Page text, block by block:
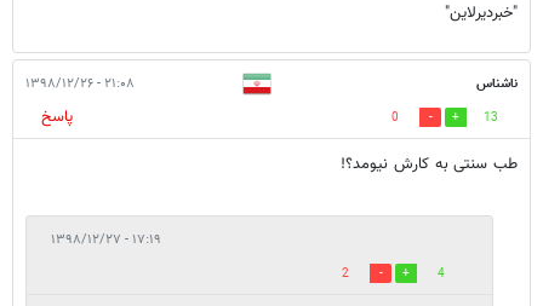
"خبردیرلاین"
ناشناس ۲۱:۰۸ - ۱۳۹۸/۱۲/۲۶
13
0
پاسخ
طب سنتی به کارش نیومد؟!
۱۷:۱۹ - ۱۳۹۸/۱۲/۲۷
4
2